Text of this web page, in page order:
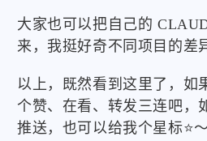
大家也可以把自己的
来，我挺好奇不同项目的差
以上，既然看到这里了，如
个赞、在看、转发三连吧，
推送，也可以给我个星标⭐